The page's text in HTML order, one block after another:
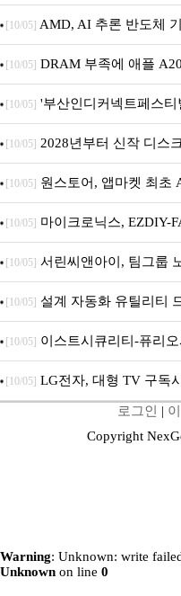
[10/05] AMD, AI 추론 반도체
[10/05] DRAM 부족에 애플
퍼 대기
[10/05] '부산인디커넥트페스
개막... 22일간 진행
[10/05] 2028년부터 신작 디스
문 추가
[10/05] 원스토어, 앱마켓 최초
[10/05] 마이크로닉스, EZDIY-
시
[10/05] 서린씨앤아이, 팀그룹
5600MHz 16GB 출시
[10/05] 설계 자동화 유틸리티
무상 배포
[10/05] 이스트시큐리티-퓨리
세대 AI 보안 플랫폼 구축
[10/05] LG전자, 대형 TV 구독
로그인 |
Copyright
Warning: Unknown: write
Unknown on line 0